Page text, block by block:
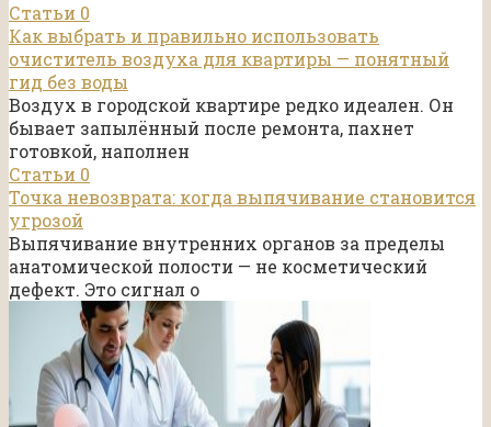
Статьи 0
Как выбрать и правильно использовать
очиститель воздуха для квартиры — понятный
гид без воды
Воздух в городской квартире редко идеален. Он
бывает запылённый после ремонта, пахнет
готовкой, наполнен
Статьи 0
Точка невозврата: когда выпячивание становится
угрозой
Выпячивание внутренних органов за пределы
анатомической полости — не косметический
дефект. Это сигнал о